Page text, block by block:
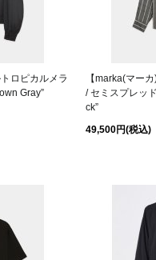
ロピカルメラ
Gray”
【marka(マー
/ セミスプレッ
ck”
49,500円(税込)